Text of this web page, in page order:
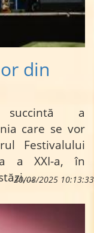
din
succintă a
care se vor
Festivalului
a XXI-a, în
...
20/08/2025 10:13:33